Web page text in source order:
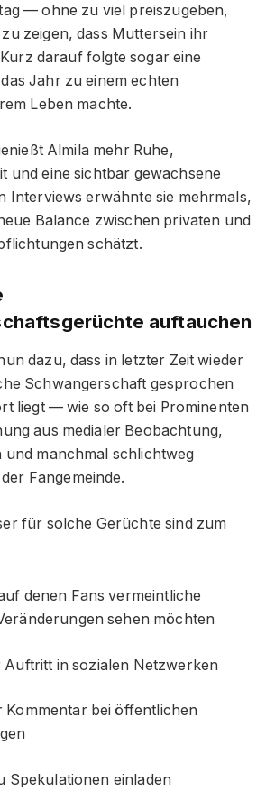
— ohne zu viel preiszugeben,
zeigen, dass Muttersein ihr
darauf folgte sogar eine
Jahr zu einem echten
Leben machte.
Almila mehr Ruhe,
und eine sichtbar gewachsene
Interviews erwähnte sie mehrmals,
Balance zwischen privaten und
schätzt.
auftauchen
dazu, dass in letzter Zeit wieder
Schwangerschaft gesprochen
liegt — wie so oft bei Prominenten
aus medialer Beobachtung,
manchmal schlichtweg
Fangemeinde.
für solche Gerüchte sind zum
denen Fans vermeintliche
sehen möchten
in sozialen Netzwerken
Kommentar bei öffentlichen
Spekulationen einladen